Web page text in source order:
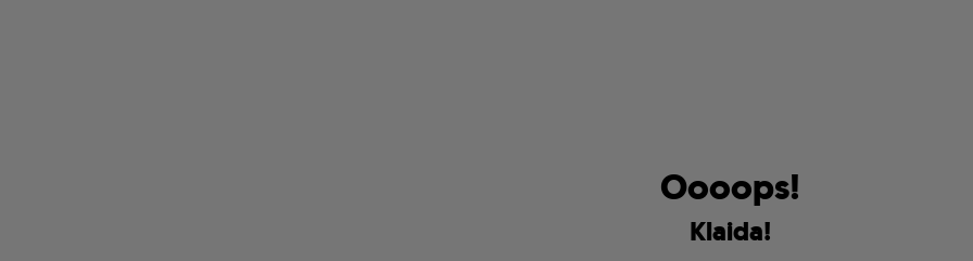
Oooops!
Klaida!